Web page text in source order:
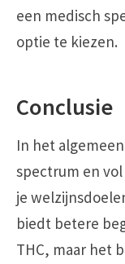
een medisch
optie te kiezen.
Conclusie
In het
spectrum en
je
biedt betere
THC, maar het